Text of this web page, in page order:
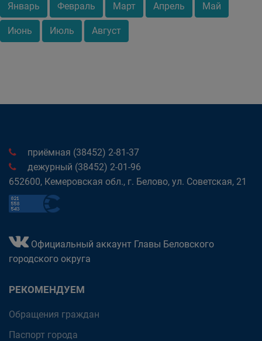
Январь Февраль Март Апрель Май
Июнь Июль Август
приёмная (38452) 2-81-37
дежурный (38452) 2-01-96
652600, Кемеровская обл., г. Белово, ул. Советская, 21
Официальный аккаунт Главы Беловского
городского округа
РЕКОМЕНДУЕМ
Обращения граждан
Паспорт города